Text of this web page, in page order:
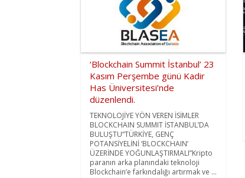
‘Blockchain Summit İstanbul’ 23
Kasım Perşembe günü Kadir
Has Üniversitesi’nde
düzenlendi.
TEKNOLOJİYE YÖN VEREN İSİMLER
BLOCKCHAIN SUMMIT İSTANBUL’DA
BULUŞTU“TÜRKİYE, GENÇ
POTANSİYELİNİ ‘BLOCKCHAIN’
ÜZERİNDE YOĞUNLAŞTIRMALI”Kripto
paranın arka planındaki teknoloji
Blockchain’e farkındalığı artırmak ve ...